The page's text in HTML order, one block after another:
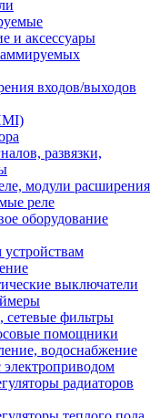
и аксессуары
входов/выходов
развязки,
модули расширения
реле
оборудование
выключатели
сетевые фильтры
помощники
водоснабжение
радиаторов